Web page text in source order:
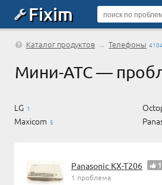
Fixim
Каталог продуктов → Телефоны
Мини-АТС —
LG 1
Maxicom 5
Panasonic KX-T206 1
1 проблема